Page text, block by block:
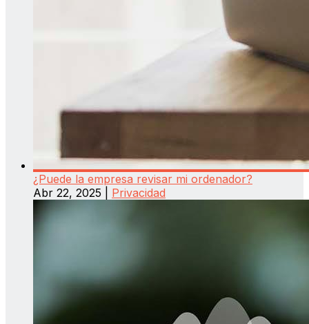
¿Puede la empresa revisar mi ordenador?
Abr 22, 2025
Privacidad